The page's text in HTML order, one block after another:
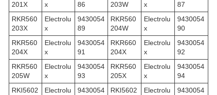
201X
x
86
203W
x
87
RKR560
203X
Electrolu
x
9430054
89
RKR560
204W
Electrolu
x
9430054
90
RKR560
204X
Electrolu
x
9430054
91
RKR660
204X
Electrolu
x
9430054
92
RKR560
205W
Electrolu
x
9430054
93
RKR560
205X
Electrolu
x
9430054
94
RKI5602
Electrolu
9430054
RKI5602
Electrolu
9430054